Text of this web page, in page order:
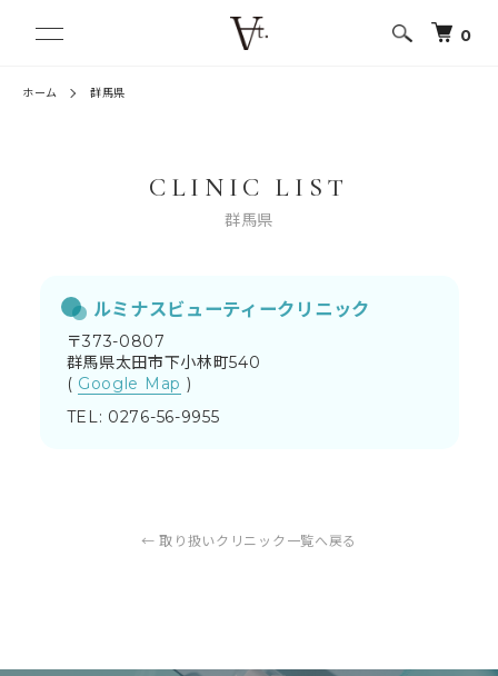
0
ホーム 群馬県
CLINIC LIST
群馬県
ルミナスビューティークリニック
〒373-0807
群馬県太田市下小林町540
( Google Map )
TEL: 0276-56-9955
← 取り扱いクリニック一覧へ戻る